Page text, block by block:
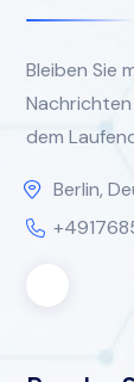
Bleiben Sie
dem
Berlin,